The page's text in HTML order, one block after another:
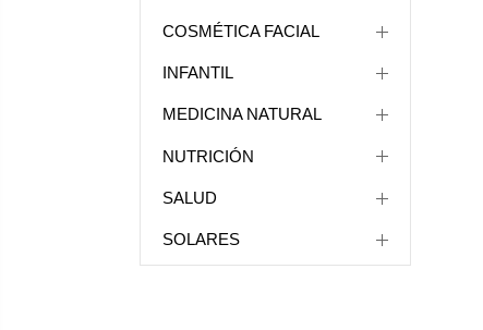
COSMÉTICA FACIAL
INFANTIL
MEDICINA NATURAL
NUTRICIÓN
SALUD
SOLARES